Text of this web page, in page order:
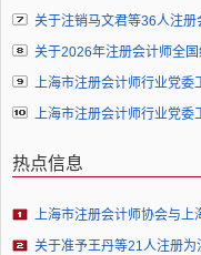
关于注销马文君等36人注册
关于2026年注册会计师全
热点信息
关于准予王丹等21人注册为